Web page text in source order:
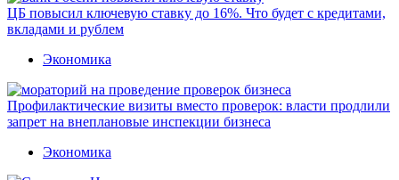
ЦБ повысил ключевую ставку до 16%. Что будет с кредитами,
вкладами и рублем
Экономика
Профилактические визиты вместо проверок: власти продлили
запрет на внеплановые инспекции бизнеса
Экономика